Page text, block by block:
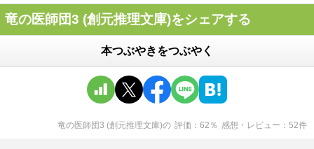
竜の医師団3 (創元推理文庫)をシェアする
本つぶやきをつぶやく
竜の医師団3 (創元推理文庫)の 評価 62 ％ 感想・レビュー 52件